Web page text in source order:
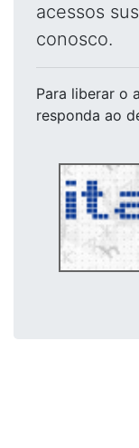
acessos
conosco.
Para liberar o
responda ao